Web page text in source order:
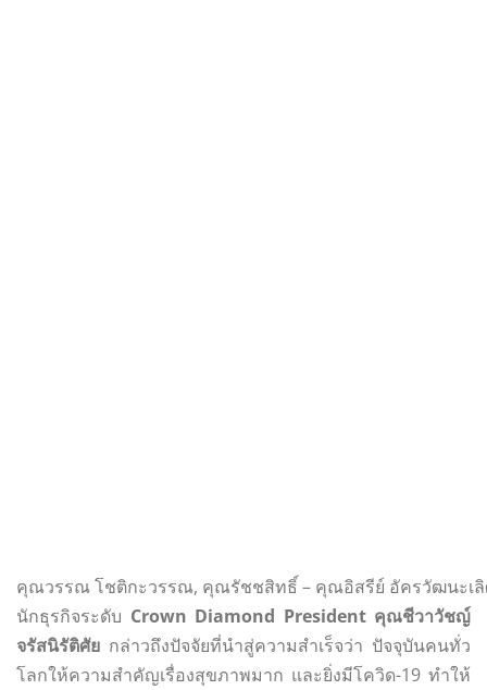
คุณวรรณ โชติกะวรรณ, คุณรัชชสิทธิ์ – คุณอิสรีย์ อัครวัฒนะเ
นักธุรกิจระดับ Crown Diamond President คุณชีวาวัชญ์
จรัสนิรัติศัย กล่าวถึงปัจจัยที่นำสู่ความสำเร็จว่า ปัจจุบันคนทั่ว
โลกให้ความสำคัญเรื่องสุขภาพมาก และยิ่งมีโควิด-19 ทำให้